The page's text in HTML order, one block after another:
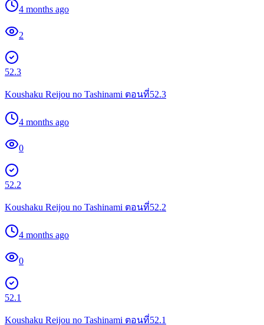
4 months ago
2
52.3
Koushaku Reijou no Tashinami ตอนที่52.3
4 months ago
0
52.2
Koushaku Reijou no Tashinami ตอนที่52.2
4 months ago
0
52.1
Koushaku Reijou no Tashinami ตอนที่52.1